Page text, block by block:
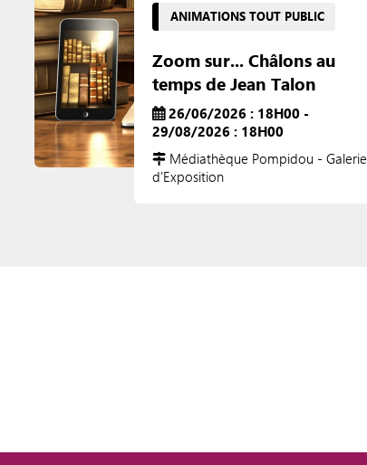
ANIMATIONS TOUT PUBLIC
Zoom sur... Châlons au
temps de Jean Talon
26/06/2026 : 18H00 -
29/08/2026 : 18H00
Médiathèque Pompidou - Galerie
d'Exposition